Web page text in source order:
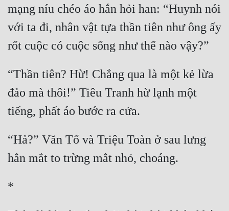
mạng níu chéo áo hắn hỏi han: “Huynh nói
với ta đi, nhân vật tựa thần tiên như ông ấy
“Thần tiên? Hừ! Chẳng qua là một kẻ lừa
đảo mà thôi!” Tiêu Tranh hừ lạnh một
“Hả?” Văn Tố và Triệu Toàn ở sau lưng